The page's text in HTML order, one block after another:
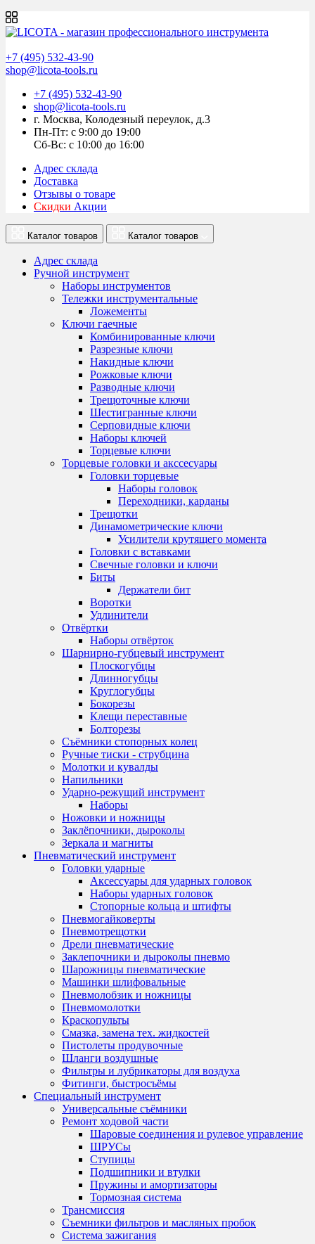
+7 (495) 532-43-90
shop@licota-tools.ru
+7 (495) 532-43-90
shop@licota-tools.ru
г. Москва, Колодезный переулок, д.3
Пн-Пт: с 9:00 до 19:00
Сб-Вс: с 10:00 до 16:00
Адрес склада
Доставка
Отзывы о товаре
Скидки Акции
Каталог товаров Каталог товаров
Адрес склада
Ручной инструмент
Наборы инструментов
Тележки инструментальные
Ложементы
Ключи гаечные
Комбинированные ключи
Разрезные ключи
Накидные ключи
Рожковые ключи
Разводные ключи
Трещоточные ключи
Шестигранные ключи
Серповидные ключи
Наборы ключей
Торцевые ключи
Торцевые головки и акссесуары
Головки торцевые
Наборы головок
Переходники, карданы
Трещотки
Динамометрические ключи
Усилители крутящего момента
Головки с вставками
Свечные головки и ключи
Биты
Держатели бит
Воротки
Удлинители
Отвёртки
Наборы отвёрток
Шарнирно-губцевый инструмент
Плоскогубцы
Длинногубцы
Круглогубцы
Бокорезы
Клещи переставные
Болторезы
Съёмники стопорных колец
Ручные тиски - струбцина
Молотки и кувалды
Напильники
Ударно-режущий инструмент
Наборы
Ножовки и ножницы
Заклёпочники, дыроколы
Зеркала и магниты
Пневматический инструмент
Головки ударные
Аксессуары для ударных головок
Наборы ударных головок
Стопорные кольца и штифты
Пневмогайковерты
Пневмотрещотки
Дрели пневматические
Заклепочники и дыроколы пневмо
Шарожницы пневматические
Машинки шлифовальные
Пневмолобзик и ножницы
Пневмомолотки
Краскопульты
Смазка, замена тех. жидкостей
Пистолеты продувочные
Шланги воздушные
Фильтры и лубрикаторы для воздуха
Фитинги, быстросъёмы
Специальный инструмент
Универсальные съёмники
Ремонт ходовой части
Шаровые соединения и рулевое управление
ШРУСы
Ступицы
Подшипники и втулки
Пружины и амортизаторы
Тормозная система
Трансмиссия
Съемники фильтров и масляных пробок
Система зажигания